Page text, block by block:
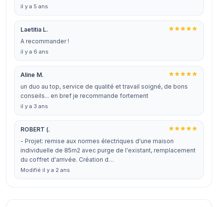
il y a 5 ans
Laetitia L.
A recommander !
il y a 6 ans
Aline M.
un duo au top, service de qualité et travail soigné, de bons
conseils... en bref je recommande fortement
il y a 3 ans
ROBERT (.
- Projet: remise aux normes électriques d'une maison
individuelle de 85m2 avec purge de l'existant, remplacement
du coffret d'arrivée. Création d…
Modifié il y a 2 ans